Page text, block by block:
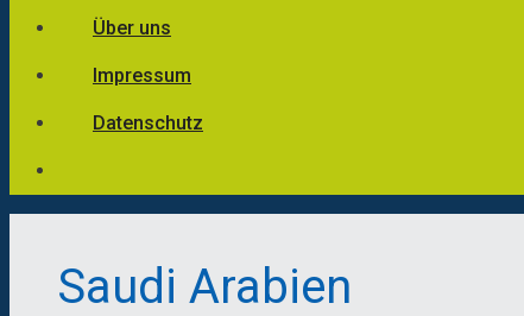
Über uns
Impressum
Datenschutz
Saudi Arabien